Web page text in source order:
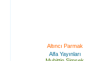
Altıncı Parmak
Alfa Yayınları